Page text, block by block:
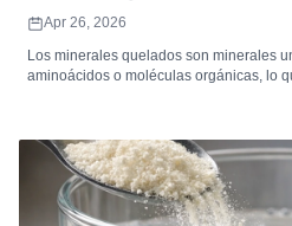
Apr 26, 2026
Los minerales quelados son minerales
aminoácidos o moléculas orgánicas, lo
manganeso, cada uno de los cuales
clave como el metabolismo energético,
ósea y las reacciones enzimáticas. Los
calidad son ideales para personas con
necesidades de minerales o